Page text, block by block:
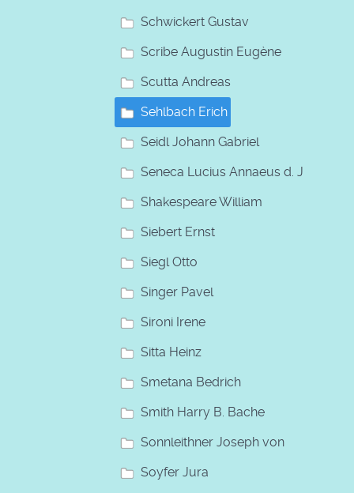
Schwickert Gustav
Scribe Augustin Eugène
Scutta Andreas
Sehlbach Erich
Seidl Johann Gabriel
Seneca Lucius Annaeus d. J
Shakespeare William
Siebert Ernst
Siegl Otto
Singer Pavel
Sironi Irene
Sitta Heinz
Smetana Bedrich
Smith Harry B. Bache
Sonnleithner Joseph von
Soyfer Jura